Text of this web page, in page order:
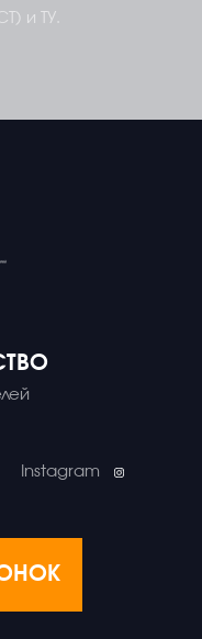
и ТУ.
Instagram